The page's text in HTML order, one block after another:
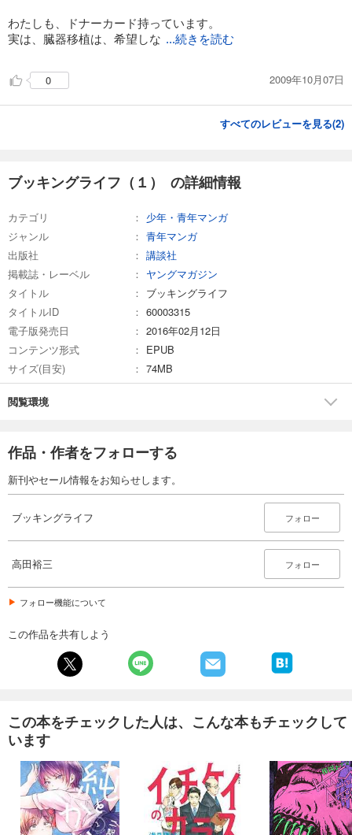
わたしも、ドナーカード持っています。
実は、臓器移植は、希望しな ...続きを読む
0 2009年10月07日
すべてのレビューを見る(2)
ブッキングライフ（１） の詳細情報
カテゴリ
少年・青年マンガ
ジャンル
青年マンガ
出版社
講談社
掲載誌・レーベル
ヤングマガジン
タイトル
ブッキングライフ
タイトルID
60003315
電子版発売日
2016年02月12日
コンテンツ形式
EPUB
サイズ(目安)
74MB
閲覧環境
作品・作者をフォローする
新刊やセール情報をお知らせします。
ブッキングライフ フォロー
高田裕三 フォロー
フォロー機能について
この作品を共有しよう
この本をチェックした人は、こんな本もチェックして
います